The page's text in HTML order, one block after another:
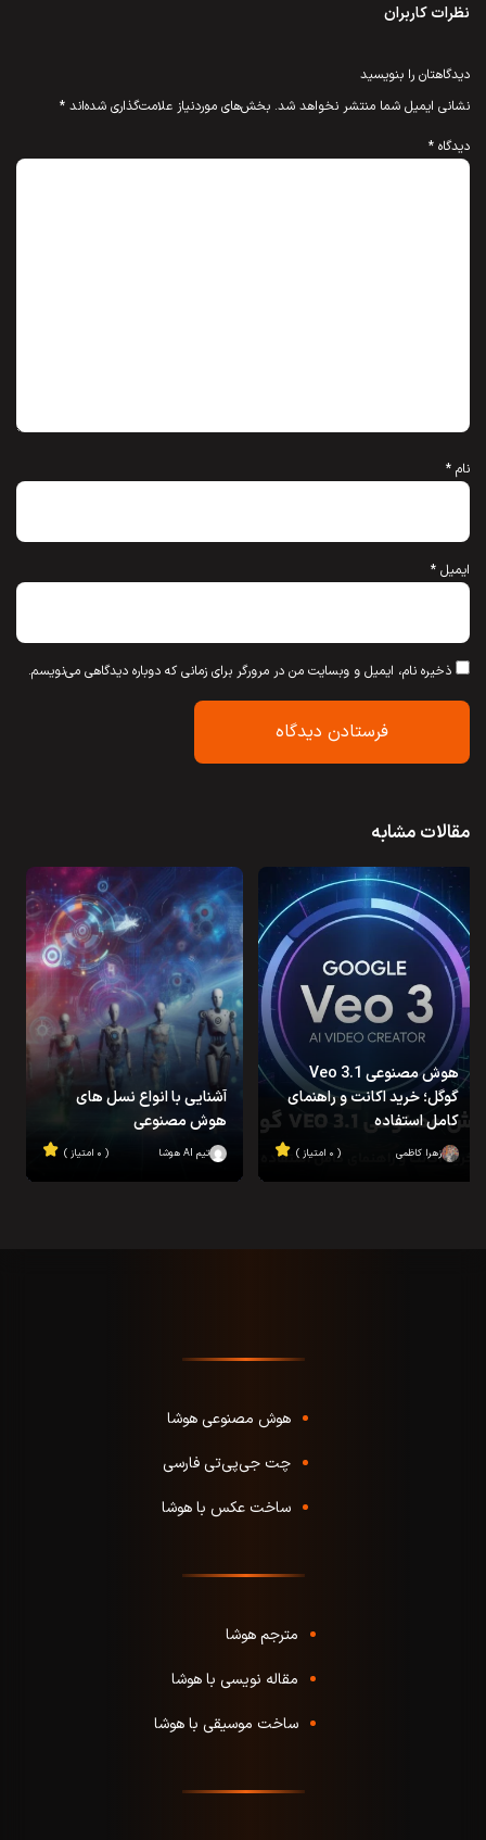
نظرات کاربران
دیدگاهتان را بنویسید
نشانی ایمیل شما منتشر نخواهد شد. بخش‌های موردنیاز علامت‌گذاری شده‌اند *
دیدگاه *
نام *
ایمیل *
ذخیره نام، ایمیل و وبسایت من در مرورگر برای زمانی که دوباره دیدگاهی می‌نویسم.
مقالات مشابه
هوش مصنوعی Veo 3.1
گوگل؛ خرید اکانت و راهنمای
کامل استفاده
زهرا کاظمی ( ۰ امتیاز )
آشنایی با انواع نسل های
هوش مصنوعی
تیم AI هوشا ( ۰ امتیاز )
هوش مصنوعی هوشا
چت جی‌پی‌تی فارسی
ساخت عکس با هوشا
مترجم هوشا
مقاله نویسی با هوشا
ساخت موسیقی با هوشا